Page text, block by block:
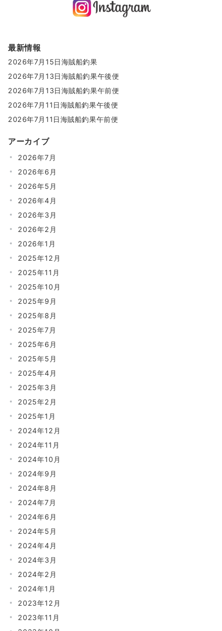
最新情報
2026年7月15日海賊船釣果
2026年7月13日海賊船釣果午後便
2026年7月13日海賊船釣果午前便
2026年7月11日海賊船釣果午後便
2026年7月11日海賊船釣果午前便
アーカイブ
2026年7月
2026年6月
2026年5月
2026年4月
2026年3月
2026年2月
2026年1月
2025年12月
2025年11月
2025年10月
2025年9月
2025年8月
2025年7月
2025年6月
2025年5月
2025年4月
2025年3月
2025年2月
2025年1月
2024年12月
2024年11月
2024年10月
2024年9月
2024年8月
2024年7月
2024年6月
2024年5月
2024年4月
2024年3月
2024年2月
2024年1月
2023年12月
2023年11月